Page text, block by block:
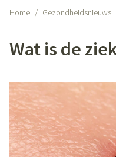
Home / Gezondheidsnieuws
Wat is de